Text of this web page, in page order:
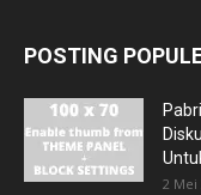
POSTING
2 Mei